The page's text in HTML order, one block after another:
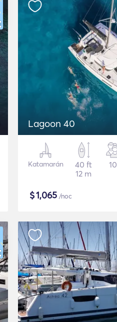
Lagoon 40
Katamarán
40 ft
12 m
10
$1,065 /noc